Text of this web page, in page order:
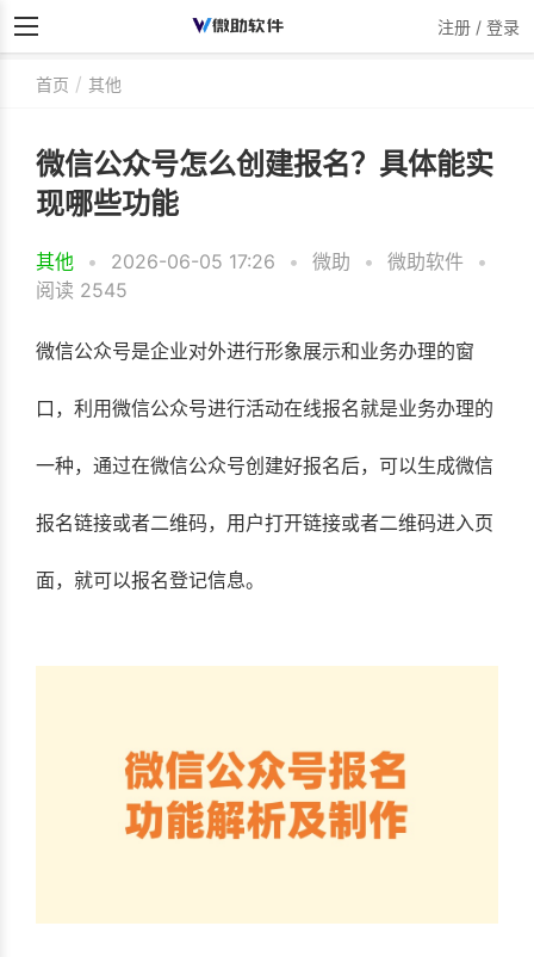
注册 / 登录
首页 其他
微信公众号怎么创建报名？具体能实
现哪些功能
其他 • 2026-06-05 17:26 • 微助 • 微助软件
•
阅读 2545
微信公众号是企业对外进行形象展示和业务办理的窗
口，利用微信公众号进行活动在线报名就是业务办理的
一种，通过在微信公众号创建好报名后，可以生成微信
报名链接或者二维码，用户打开链接或者二维码进入页
面，就可以报名登记信息。